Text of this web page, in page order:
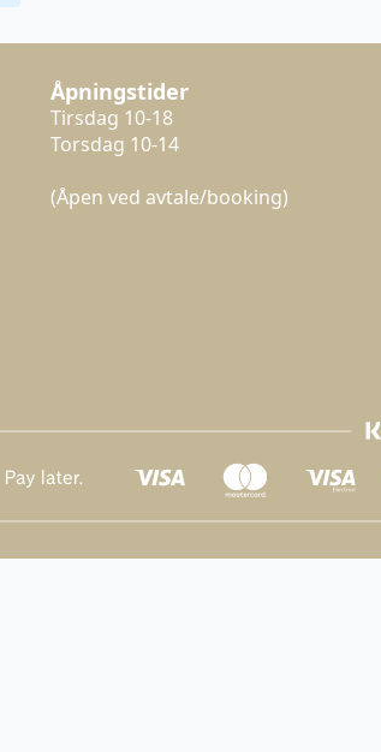
Åpningstider
Tirsdag 10-18
Torsdag 10-14
(Åpen ved avtale/booking)